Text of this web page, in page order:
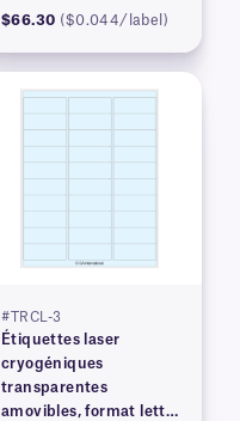
$66.30 ($0.044/label)
#TRCL-3
Étiquettes laser
cryogéniques
transparentes
amovibles, format lettre